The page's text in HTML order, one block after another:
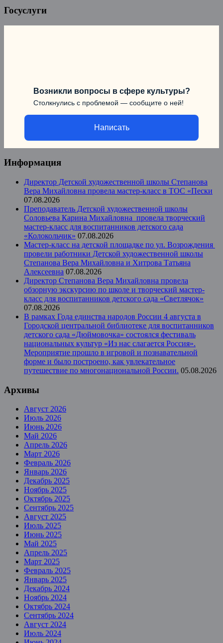
Госуслуги
Возникли вопросы в сфере культуры?
Столкнулись с проблемой — сообщите о ней!
Написать
Информация
Директор Детской художественной школы Степанова
Вера Михайловна провела мастер-класс в ТОС «Пески
07.08.2026
Преподаватель Детской художественной школы
Соловьева Карина Михайловна провела творческий
мастер-класс для воспитанников детского сада
«Колокольчик» 07.08.2026
Мастер-класс на детской площадке по ул. Возрождения
провели работники Детской художественной школы
Степанова Вера Михайловна и Хитрова Татьяна
Алексеевна 07.08.2026
Директор Степанова Вера Михайловна провела
обзорную экскурсию по школе и творческий мастер-
класс для воспитанников детского сада «Светлячок»
07.08.2026
В рамках Года единства народов России 4 августа в
Городской центральной библиотеке для воспитанников
детского сада «Дюймовочка» состоялся фестиваль
национальных культур «Из нас слагается Россия».
Мероприятие прошло в игровой и познавательной
форме и было построено, как увлекательное
путешествие по многонациональной России. 05.08.2026
Архивы
Август 2026
Июль 2026
Июнь 2026
Май 2026
Апрель 2026
Март 2026
Февраль 2026
Январь 2026
Декабрь 2025
Ноябрь 2025
Октябрь 2025
Сентябрь 2025
Август 2025
Июль 2025
Июнь 2025
Май 2025
Апрель 2025
Март 2025
Февраль 2025
Январь 2025
Декабрь 2024
Ноябрь 2024
Октябрь 2024
Сентябрь 2024
Август 2024
Июль 2024